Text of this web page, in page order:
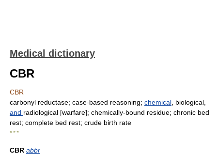
Medical dictionary
CBR
CBR
carbonyl reductase; case-based reasoning; chemical , biological,
and radiological [warfare]; chemically-bound residue; chronic bed
rest; complete bed rest; crude birth rate
* * *
CBR abbr